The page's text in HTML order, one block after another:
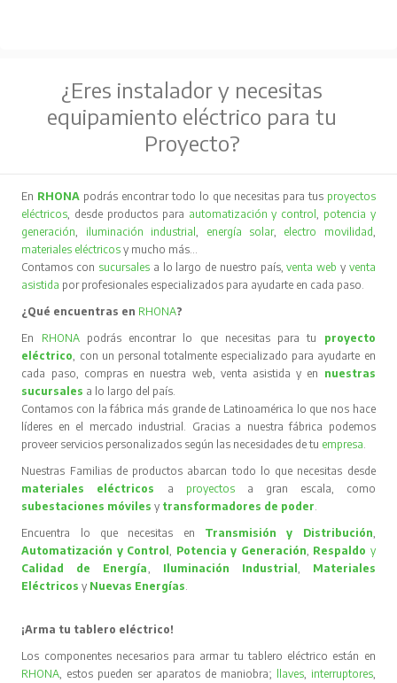
¿Eres instalador y necesitas
equipamiento eléctrico para tu
Proyecto?
En RHONA podrás encontrar todo lo que necesitas para tus proyectos
eléctricos , desde productos para automatización y control
potencia y
generación
iluminación industrial energía solar, electro movilidad
materiales eléctricos y mucho más…
Contamos con sucursales a lo largo de nuestro país,venta web y venta
asistida por profesionales especializados para ayudarte en cada paso.
¿Qué encuentras en RHONA?
En RHONA podrás encontrar lo que necesitas para tu proyecto
eléctrico , con un personal totalmente especializado para ayudarte en
cada paso, compras en nuestra web, venta asistida y en nuestras
sucursales a lo largo del país.
Contamos con la fábrica más grande de Latinoamérica lo que nos hace
líderes en el mercado industrial. Gracias a nuestra fábrica podemos
proveer servicios personalizados según las necesidades de tu empresa
Nuestras Familias de productos abarcan todo lo que necesitas desde
materiales eléctricos
a proyectos
a gran escala, como
subestaciones móvilesy transformadores de poder
Encuentra lo que necesitas en Transmisión y Distribución
Automatización y Control
Potencia y Generación Respaldo y
Calidad de Energía
Iluminación Industrial
Materiales
Eléctricos y Nuevas Energías
¡Arma tu tablero eléctrico!
Los componentes necesarios para armar tu tablero eléctrico están en
RHONA , estos pueden ser aparatos de maniobra; llaves, interruptores,